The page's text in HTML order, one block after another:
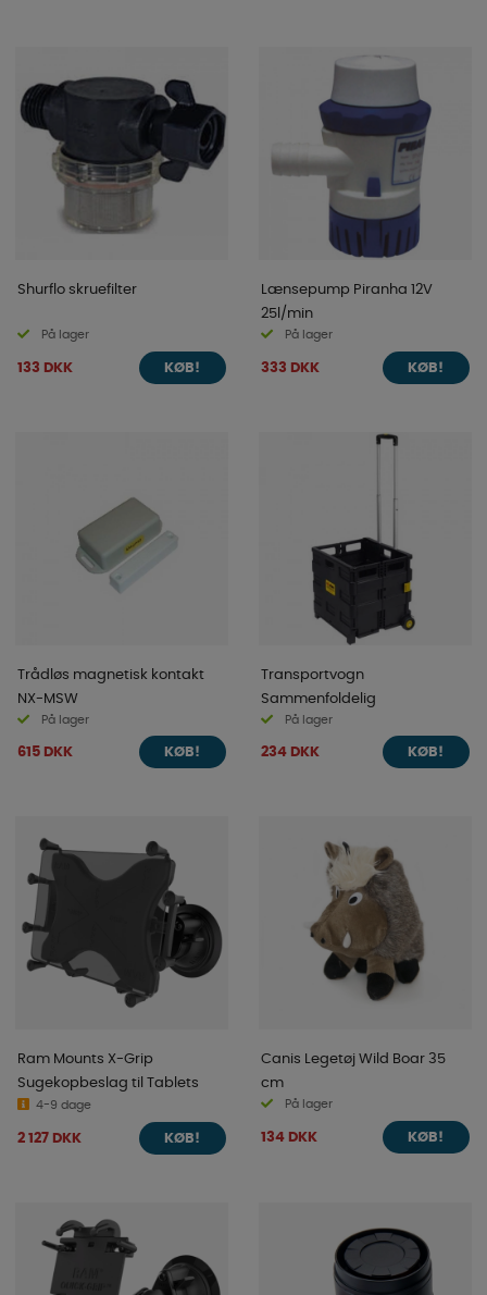
Shurflo skruefilter
På lager
133 DKK KØB!
Lænsepump Piranha 12V
25l/min
På lager
333 DKK KØB!
Trådløs magnetisk kontakt
NX-MSW
På lager
615 DKK KØB!
Transportvogn
Sammenfoldelig
På lager
234 DKK KØB!
Ram Mounts X-Grip
Sugekopbeslag til Tablets
4-9 dage
2 127 DKK KØB!
Canis Legetøj Wild Boar 35
cm
På lager
134 DKK KØB!